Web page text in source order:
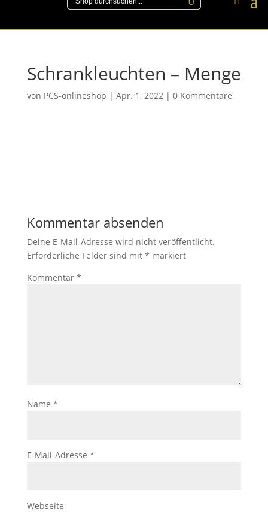
Schrankleuchten – Menge
von PCS-onlineshop | Apr. 1, 2022| 0 Kommentare
Kommentar absenden
Deine E-Mail-Adresse wird nicht veröffentlicht.
Erforderliche Felder sind mit * markiert
Kommentar *
Name *
E-Mail-Adresse *
Webseite